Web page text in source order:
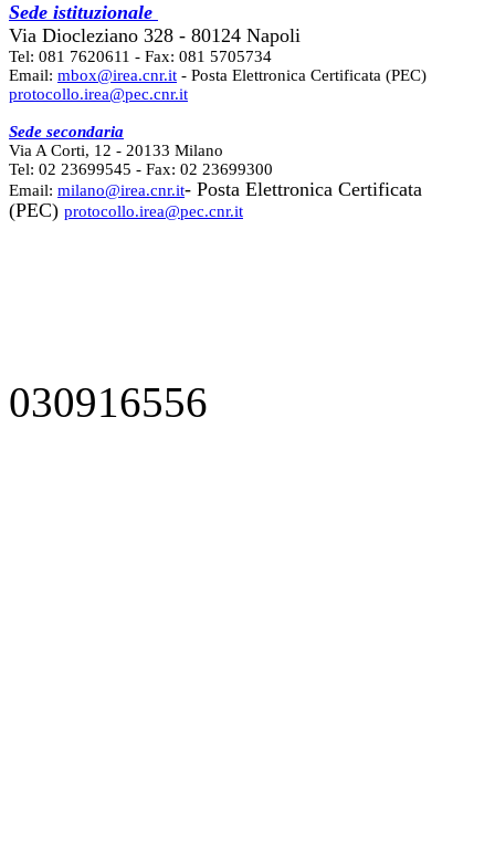
Sede istituzionale
Via Diocleziano 328 - 80124 Napoli
Tel: 081 7620611 - Fax: 081 5705734
Email: mbox@irea.cnr.it - Posta Elettronica Certificata (PEC)
protocollo.irea@pec.cnr.it
Sede secondaria
Via A Corti, 12 - 20133 Milano
Tel: 02 23699545 - Fax: 02 23699300
Email: milano@irea.cnr.it- Posta Elettronica Certificata
(PEC) protocollo.irea@pec.cnr.it
030916556